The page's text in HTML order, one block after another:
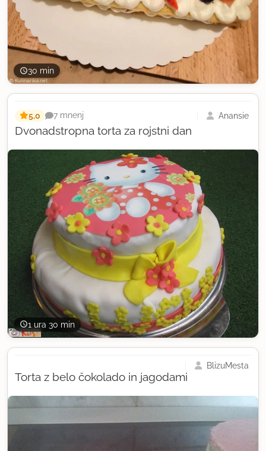
30 min
1 ura 30 min
Dvonadstropna torta za rojstni dan
5,0 7 mnenj Anansie
Torta z belo čokolado in jagodami
BlizuMesta